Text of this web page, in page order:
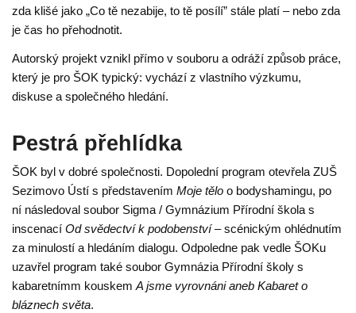
zda klišé jako „Co tě nezabije, to tě posílí” stále platí – nebo zda
je čas ho přehodnotit.
Autorský projekt vznikl přímo v souboru a odráží způsob práce,
který je pro ŠOK typický: vychází z vlastního výzkumu,
diskuse a společného hledání.
Pestrá přehlídka
ŠOK byl v dobré společnosti. Dopolední program otevřela ZUŠ
Sezimovo Ústí s představenímMoje tělo o bodyshamingu, po
ní následoval soubor Sigma / Gymnázium Přírodní škola s
inscenacíOd svědectví k podobenství– scénickým ohlédnutím
za minulostí a hledáním dialogu. Odpoledne pak vedle ŠOKu
uzavřel program také soubor Gymnázia Přírodní školy s
kabaretnímm kouskemA jsme vyrovnáni aneb Kabaret o
bláznech světa.